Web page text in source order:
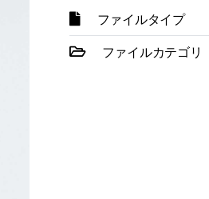
ファイルタイプ
ファイルカテゴリ